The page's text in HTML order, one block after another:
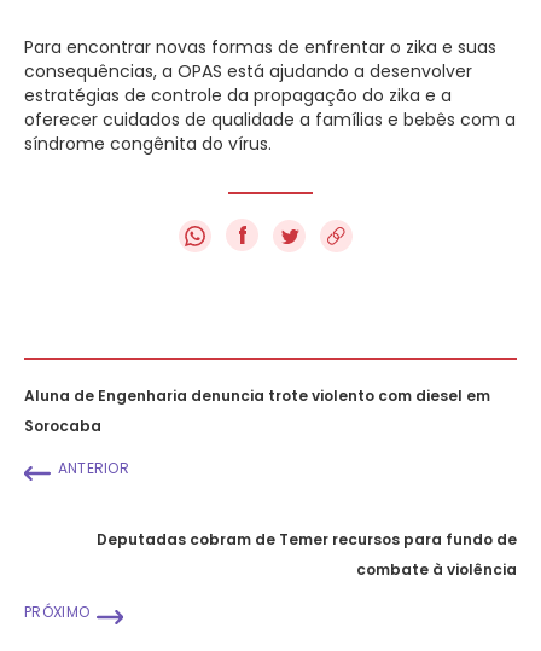
Para encontrar novas formas de enfrentar o zika e suas
consequências, a OPAS está ajudando a desenvolver
estratégias de controle da propagação do zika e a
oferecer cuidados de qualidade a famílias e bebês com a
síndrome congênita do vírus.
f
Aluna de Engenharia denuncia trote violento com diesel em
Sorocaba
ANTERIOR
Deputadas cobram de Temer recursos para fundo de
combate à violência
PRÓXIMO